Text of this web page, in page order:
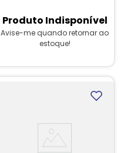
Produto Indisponível
Avise-me quando retornar ao
estoque!